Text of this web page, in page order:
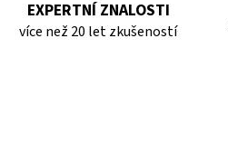
EXPERTNÍ ZNALOSTI
více než 20 let zkušeností